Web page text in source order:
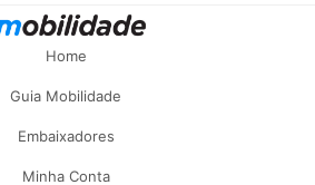
Home
Guia Mobilidade
Embaixadores
Minha Conta